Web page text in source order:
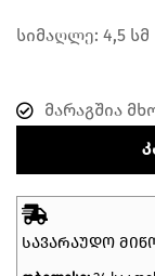
სიმაღლე: 4,5 სმ
მარაგშია
ᲡᲐᲕᲐᲠᲐᲣᲓᲝ